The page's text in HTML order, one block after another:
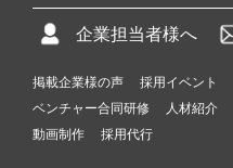
企業担当者様へ
掲載企業様の声 採用イベント
ベンチャー合同研修
人材紹介
動画制作
採用代行